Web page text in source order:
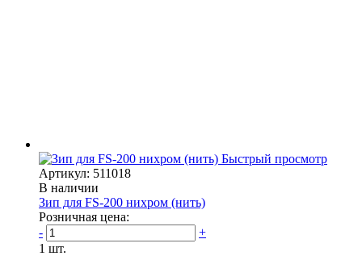
Быстрый просмотр
Артикул: 511018
В наличии
Зип для FS-200 нихром (нить)
Розничная цена:
-
+
1 шт.